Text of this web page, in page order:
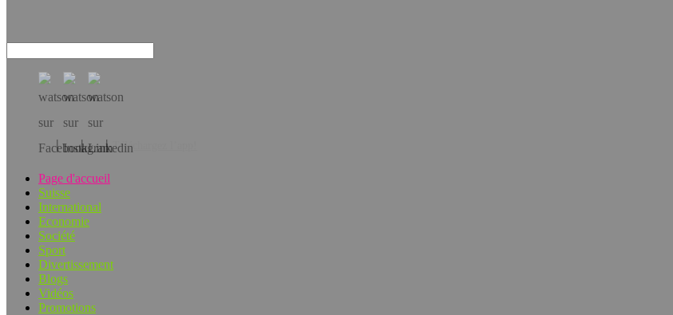
Téléchargez l’app!
Page d'accueil
Suisse
International
Economie
Société
Sport
Divertissement
Blogs
Vidéos
Promotions